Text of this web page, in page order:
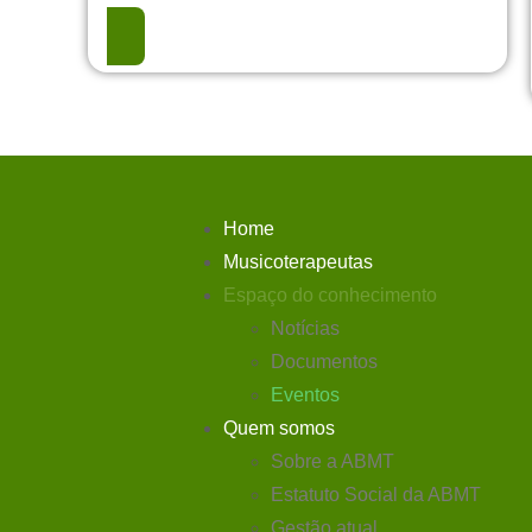
Home
Musicoterapeutas
Espaço do conhecimento
Notícias
Documentos
Eventos
Quem somos
Sobre a ABMT
Estatuto Social da ABMT
Gestão atual